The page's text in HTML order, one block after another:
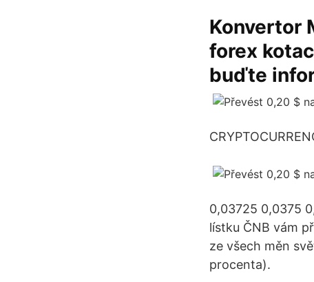
Konvertor
forex
buďte
0,03725 0,0375
lístku ČNB vám
ze všech měn
procenta).